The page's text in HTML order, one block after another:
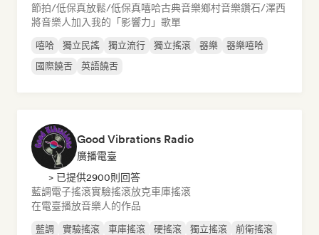
節拍/低保真放鬆/低保真嘻哈古典音樂鄉村音樂鑽石/澤西
將音樂人加入我的「影響力」歌單
嘻哈 獨立民謠 獨立流行 獨立搖滾 器樂
器樂嘻哈
國際饒舌
英語饒舌
Good Vibrations Radio
廣播電臺
> 已提供2900則回答
藍調電子搖滾實驗搖滾放克車庫搖滾
在電臺播放音樂人的作品
藍調 實驗搖滾 車庫搖滾 硬搖滾 獨立搖滾
前衛搖滾